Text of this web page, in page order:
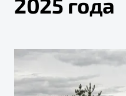
Записаться на тест-драйв
Трейд-ин
Техническое обслуживание
Гарантия Belgee
О бренде
О дилерском центре
Правовая информация